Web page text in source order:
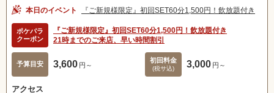
本日のイベント 『ご新規様限定』初回SET60分1,500円！飲放題付き
ポケパラ
クーポン
『ご新規様限定』初回SET60分1,500円！飲放題付き
21時までのご来店、早い時間割引
予算目安 3,600 円～
初回料金
(税サ込) 3,000 円～
アクセス